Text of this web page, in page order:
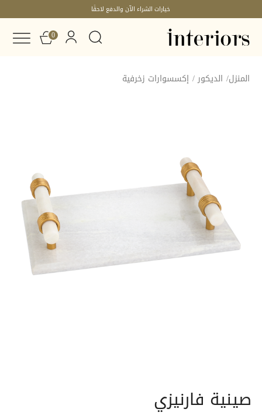
خيارات الشراء الآن والدفع لاحقًا
0
المنزل/ الديكور/ إكسسوارات زخرفية
صينية فارنيزي